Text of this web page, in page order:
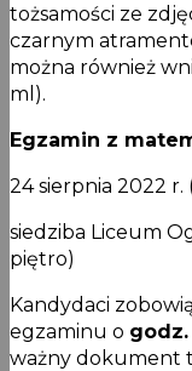
tożsamości ze
czarnym
można również
ml).
Egzamin z
24 sierpnia 2022 r.
siedziba Liceum
piętro)
Kandydaci
egzaminu o godz.
ważny dokument